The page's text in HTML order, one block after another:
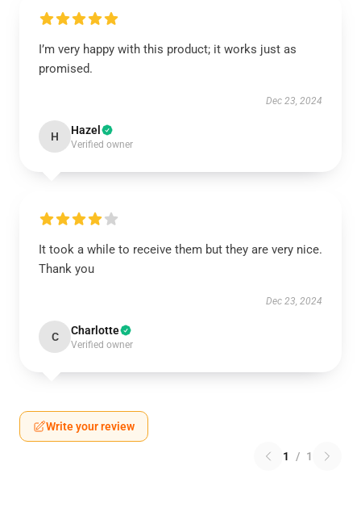
I’m very happy with this product; it works just as
promised.
Dec 23, 2024
H Hazel
Verified owner
It took a while to receive them but they are very nice.
Thank you
Dec 23, 2024
C Charlotte
Verified owner
Write your review
1 / 1